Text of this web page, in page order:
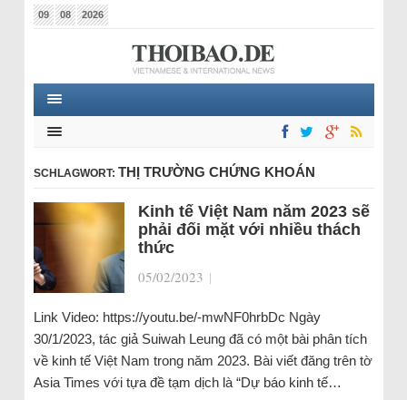
09 08 2026
SCHLAGWORT: THỊ TRƯỜNG CHỨNG KHOÁN
Kinh tế Việt Nam năm 2023 sẽ
phải đối mặt với nhiều thách
thức
05/02/2023 |
Link Video: https://youtu.be/-mwNF0hrbDc Ngày
30/1/2023, tác giả Suiwah Leung đã có một bài phân tích
về kinh tế Việt Nam trong năm 2023. Bài viết đăng trên tờ
Asia Times với tựa đề tạm dịch là “Dự báo kinh tế…